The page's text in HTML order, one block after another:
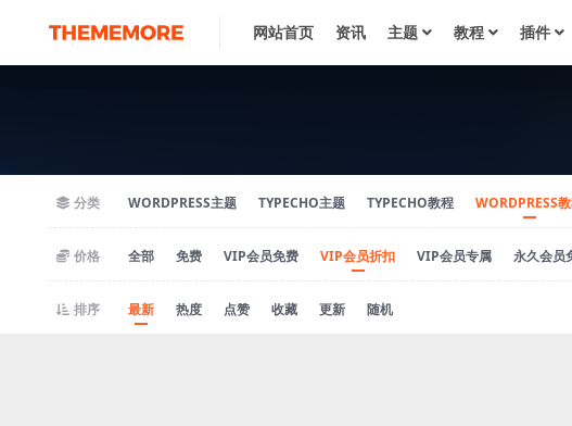
网站首页 资讯 主题 教程 插件
分类 WORDPRESS主题 TYPECHO主题 TYPECHO教程 WORDPRESS
价格 全部 免费 VIP会员免费 VIP会员折扣 VIP会员专属 永久会员
排序 最新 热度 点赞 收藏 更新 随机